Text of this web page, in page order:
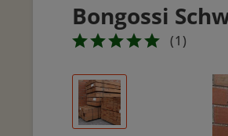
Bongossi
(1 )